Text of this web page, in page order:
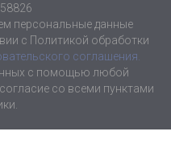
персональные данные
с Политикой обработки
соглашения.
с помощью любой
со всеми пунктами